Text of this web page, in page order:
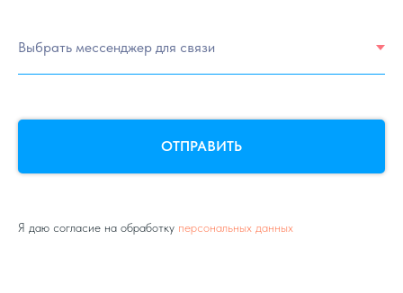
ОТПРАВИТЬ
Я даю согласие на обработку персональных данных